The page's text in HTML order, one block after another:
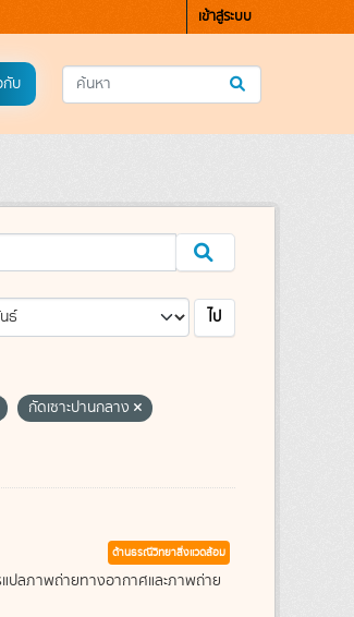
เข้าสู่ระบบ
กับ
ไป
กัดเซาะปานกลาง
ด้านธรณีวิทยาสิ่งแวดล้อม
ปลภาพถ่ายทางอากาศและภาพถ่าย